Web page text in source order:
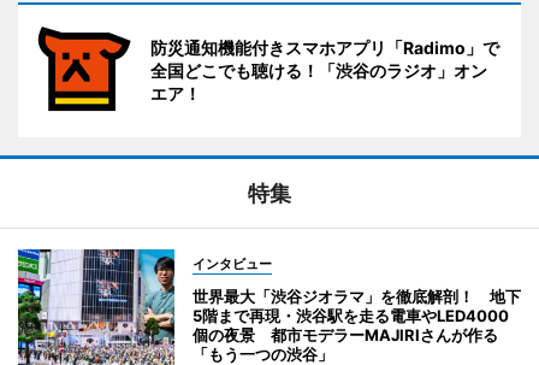
防災通知機能付きスマホアプリ「Radimo」で
全国どこでも聴ける！「渋谷のラジオ」オン
エア！
特集
インタビュー
世界最大「渋谷ジオラマ」を徹底解剖！ 地下
5階まで再現・渋谷駅を走る電車やLED4000
個の夜景 都市モデラーMAJIRIさんが作る
「もう一つの渋谷」